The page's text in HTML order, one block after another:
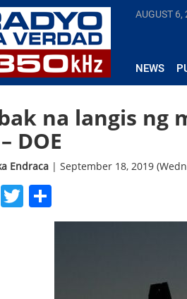
AUGUST 6,
NEWS
na langis ng
DOE
Endraca | September 18, 2019
Facebook
Twitter